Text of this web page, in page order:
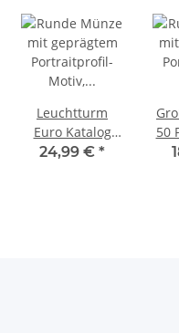
Leuchtturm
Euro Katalog
2025
24,99 € *
50